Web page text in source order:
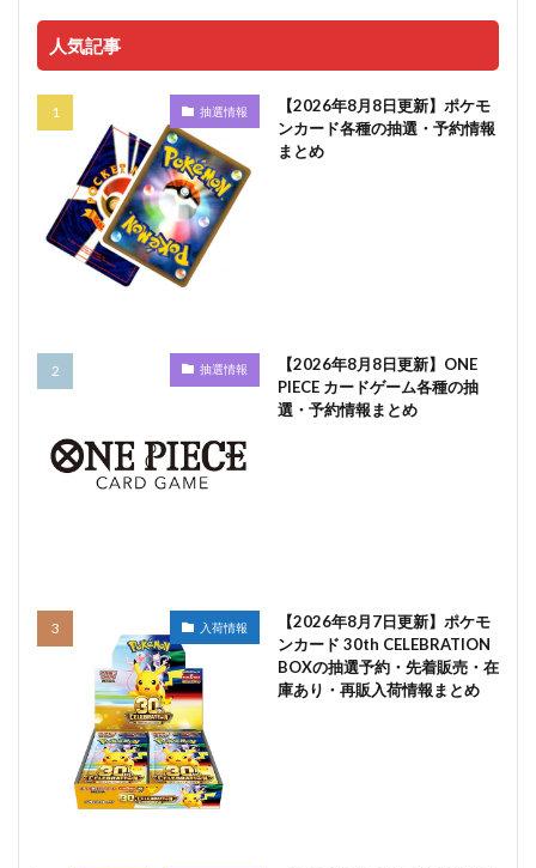
人気記事
抽選情報
【2026年8月8日更新】ポケモ
ンカード各種の抽選・予約情報
まとめ
抽選情報
【2026年8月8日更新】ONE
PIECE カードゲーム各種の抽
選・予約情報まとめ
入荷情報
【2026年8月7日更新】ポケモ
ンカード 30th CELEBRATION
BOXの抽選予約・先着販売・在
庫あり・再販入荷情報まとめ